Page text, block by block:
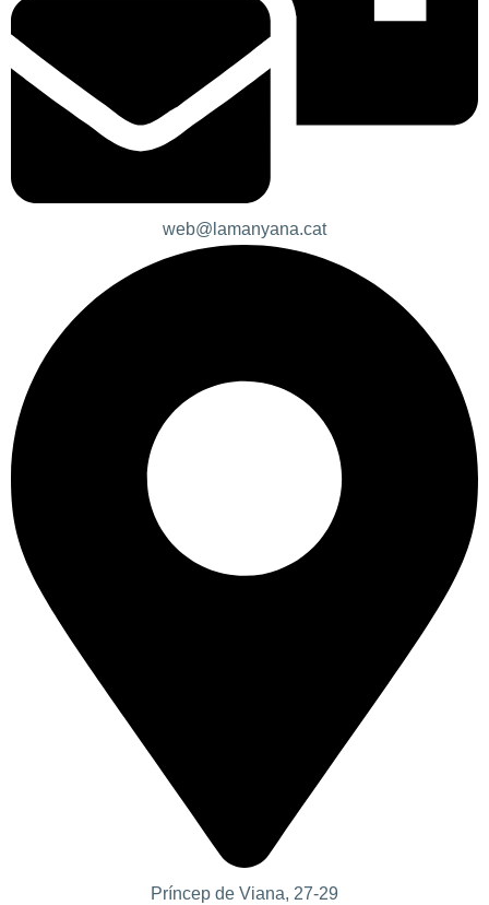
web@lamanyana.cat
Príncep de Viana, 27-29